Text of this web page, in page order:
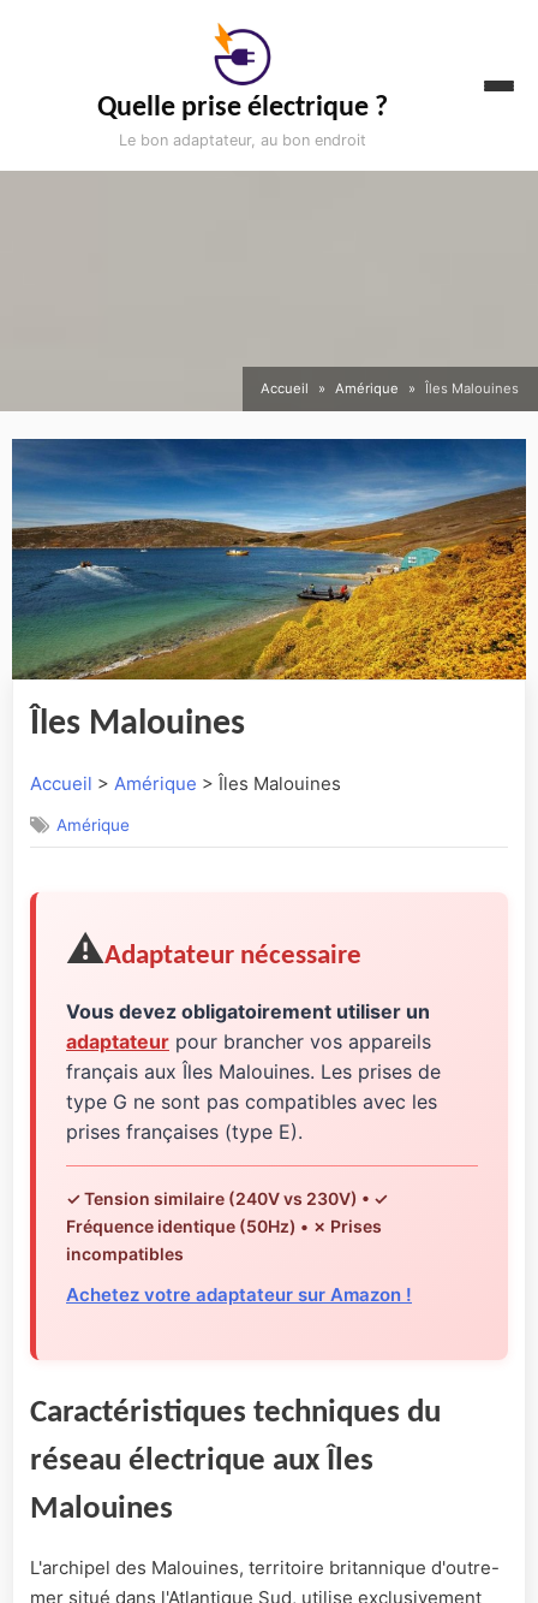
Quelle prise électrique ?
Le bon adaptateur, au bon endroit
Accueil Amérique Îles Malouines
Îles Malouines
Accueil > Amérique > Îles Malouines
Amérique
⚠️Adaptateur nécessaire
Vous devez obligatoirement utiliser un
adaptateur pour brancher vos appareils
français aux Îles Malouines. Les prises de
type G ne sont pas compatibles avec les
prises françaises (type E).
✓ Tension similaire (240V vs 230V) • ✓
Fréquence identique (50Hz) • ✗ Prises
incompatibles
Achetez votre adaptateur sur Amazon !
Caractéristiques techniques du
réseau électrique aux Îles
Malouines
L'archipel des Malouines, territoire britannique d'outre-
mer situé dans l'Atlantique Sud, utilise exclusivement